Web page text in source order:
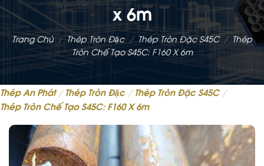
x 6m
Trang Chủ / Thép Tròn Đặc / Thép Tròn Đặc S45C / Thép
Tròn Chế Tạo S45C: F160 X 6m
Thép An Phát / Thép Tròn Đặc / Thép Tròn Đặc S45C /
Thép Tròn Chế Tạo S45C: F160 X 6m